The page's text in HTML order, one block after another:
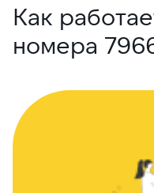
Как
номера